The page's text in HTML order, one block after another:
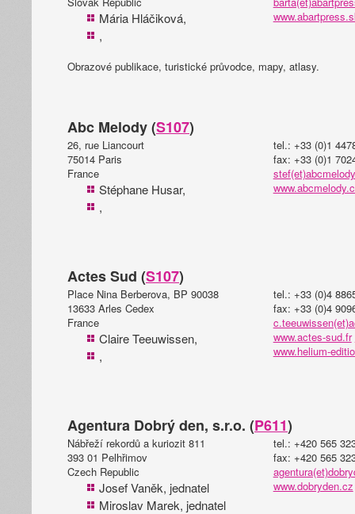
Mária Hláčiková,
,
Obrazové publikace, turistické průvodce, mapy, atlasy.
Abc Melody (S107)
26, rue Liancourt
75014 Paris
France
Stéphane Husar,
,
tel.: +33 (0)1
fax: +33 (0)1
Actes Sud (S107)
Place Nina Berberova, BP 90038
13633 Arles Cedex
France
Claire Teeuwissen,
,
tel.: +33 (0)4
fax: +33 (0)4
www.actes-sud.fr
www.helium-
Agentura Dobrý den, s.r.o. (P611)
Nábřeží rekordů a kuriozit 811
393 01 Pelhřimov
Czech Republic
Josef Vaněk, jednatel
Miroslav Marek, jednatel
tel.: +420 565
fax: +420 565
www.dobryden.cz